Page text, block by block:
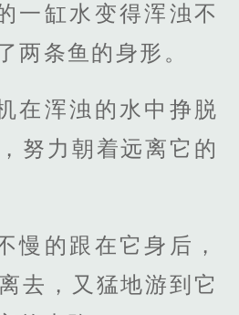
一缸水变得浑浊不
两条鱼的身形。
在浑浊的水中挣脱
努力朝着远离它的
慢的跟在它身后，
去，又猛地游到它